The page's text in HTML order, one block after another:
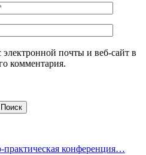
почты и веб-сайт в
комментария.
практическая конференция…